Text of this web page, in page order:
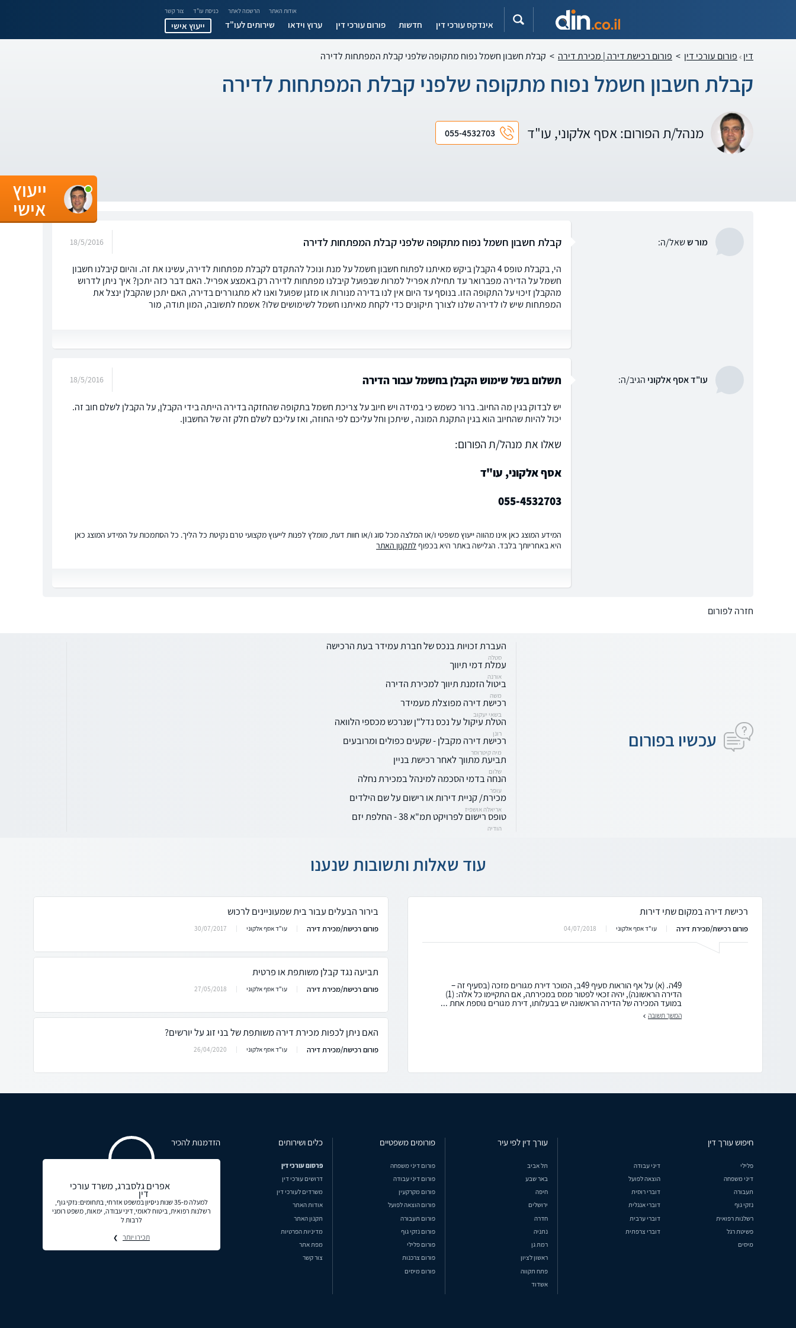
אודות האתר הרשמה לאתר כניסת עו"ד צור קשר
אינדקס עורכי דין חדשות פורום עורכי דין ערוץ וידאו שירותים לעו"ד ייעוץ אישי
דין פורום עורכי דין > פורום רכישת דירה | מכירת דירה > קבלת חשבון חשמל נפוח מתקופה שלפני קבלת המפתחות לדירה
קבלת חשבון חשמל נפוח מתקופה שלפני קבלת המפתחות לדירה
מנהל/ת הפורום: אסף אלקוני, עו"ד 055-4532703
מור ששאל/ה: קבלת חשבון חשמל נפוח מתקופה שלפני קבלת המפתחות לדירה 18/5/2016
הי, בקבלת טופס 4 הקבלן ביקש מאיתנו לפתוח חשבון חשמל על מנת ונוכל להתקדם לקבלת מפתחות לדירה, עשינו את זה. והיום קיבלנו חשבון
חשמל על הדירה מפברואר עד תחילת אפריל למרות שבפועל קיבלנו מפתחות לדירה רק באמצע אפריל. האם דבר כזה יתכן? איך ניתן לדרוש
מהקבלן זיכוי על התקופה הזו. בנוסף עד היום אין לנו בדירה מנורות או מזגן שפועל ואנו לא מתגוררים בדירה, האם יתכן שהקבלן ינצל את
המפתחות שיש לו לדירה שלנו לצורך תיקונים כדי לקחת מאיתנו חשמל לשימושים שלו? אשמח לתשובה, המון תודה, מור
עו"ד אסף אלקוני הגיב/ה: תשלום בשל שימוש הקבלן בחשמל עבור הדירה 18/5/2016
יש לבדוק בגין מה החיוב. ברור כשמש כי במידה ויש חיוב על צריכת חשמל בתקופה שהחזקה בדירה הייתה בידי הקבלן, על הקבלן לשלם חוב זה.
יכול להיות שהחיוב הוא בגין התקנת המונה , שיתכן וחל עליכם לפי החוזה, ואז עליכם לשלם חלק זה של החשבון.
שאלו את מנהל/ת הפורום:
אסף אלקוני, עו"ד
055-4532703
המידע המוצג כאן אינו מהווה ייעוץ משפטי ו/או המלצה מכל סוג ו/או חוות דעת, מומלץ לפנות לייעוץ מקצועי טרם נקיטת כל הליך. כל הסתמכות על המידע המוצג כאן
היא באחריותך בלבד. הגלישה באתר היא בכפוף לתקנון האתר
חזרה לפורום
עכשיו בפורום
העברת זכויות בנכס של חברת עמידר בעת הרכישה
סטלה
עמלת דמי תיווך
אורנה
ביטול הזמנת תיווך למכירת הדירה
משה
רכישת דירה מפוצלת מעמידר
בשאי יעקוב
הטלת עיקול על נכס נדל"ן שנרכש מכספי הלוואה
רונן
רכישת דירה מקבלן - שקעים כפולים ומרובעים
מיה קיטרוסר
תביעת מתווך לאחר רכישת בניין
שלום
הנחה בדמי הסכמה למינהל במכירת נחלה
עופר
מכירת/ קניית דירות או רישום על שם הילדים
אריאלה אושפיז
טופס רישום לפרויקט תמ"א 38 - החלפת יזם
הודיה
עוד שאלות ותשובות שנענו
רכישת דירה במקום שתי דירות
פורום רכישת/מכירת דירה עו"ד אסף אלקוני 04/07/2018
49ה. (א) על אף הוראות סעיף 49ב, המוכר דירת מגורים מזכה (בסעיף זה –
הדירה הראשונה), יהיה זכאי לפטור ממס במכירתה, אם התקיימו כל אלה: (1)
במועד המכירה של הדירה הראשונה יש בבעלותו, דירת מגורים נוספת אחת ...
המשך תשובה
בירור הבעלים עבור בית שמעוניינים לרכוש
פורום רכישת/מכירת דירה עו"ד אסף אלקוני 30/07/2017
תביעה נגד קבלן משותפת או פרטית
פורום רכישת/מכירת דירה עו"ד אסף אלקוני 27/05/2018
האם ניתן לכפות מכירת דירה משותפת של בני זוג על יורשים?
פורום רכישת/מכירת דירה עו"ד אסף אלקוני 26/04/2020
ייעוץ
אישי
חיפוש עורך דין
פלילי
דיני עבודה
דיני משפחה
הוצאה לפועל
תעבורה
דוברי רוסית
נזקי גוף
דוברי אנגלית
רשלנות רפואית
דוברי ערבית
פשיטת רגל
דוברי צרפתית
מיסים
עורך דין לפי עיר
תל אביב
באר שבע
חיפה
ירושלים
חדרה
נתניה
רמת גן
ראשון לציון
פתח תקווה
אשדוד
פורומים משפטיים
פורום דיני משפחה
פורום דיני עבודה
פורום מקרקעין
פורום הוצאה לפועל
פורום תעבורה
פורום נזקי גוף
פורום פלילי
פורום צרכנות
פורום מיסים
כלים ושירותים
פרסום עורכי דין
דרושים עורכי דין
משרדים לעורכי דין
אודות האתר
תקנון האתר
מדיניות הפרטיות
מפת אתר
צור קשר
הזדמנות להכיר
אפרים גלסברג, משרד עורכי
דין
למעלה מ-35 שנות ניסיון במשפט אזרחי, בתחומים: נזקי גוף,
רשלנות רפואית, ביטוח לאומי, דיני עבודה, ימאות, משפט רומני
לרבות ל
תכירו יותר